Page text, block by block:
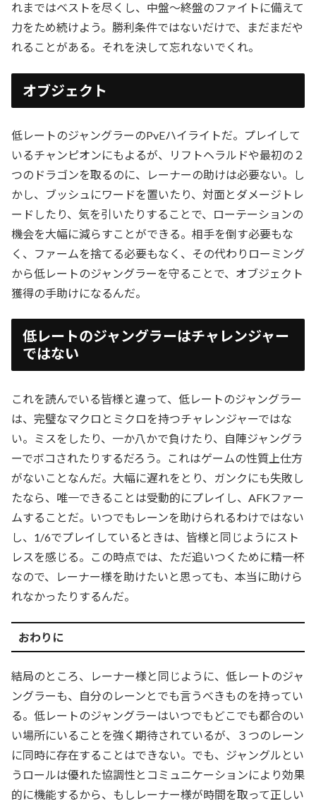
れまではベストを尽くし、中盤〜終盤のファイトに備えて
力をため続けよう。勝利条件ではないだけで、まだまだや
れることがある。それを決して忘れないでくれ。
オブジェクト
低レートのジャングラーのPvEハイライトだ。プレイして
いるチャンピオンにもよるが、リフトヘラルドや最初の２
つのドラゴンを取るのに、レーナーの助けは必要ない。し
かし、ブッシュにワードを置いたり、対面とダメージトレ
ードしたり、気を引いたりすることで、ローテーションの
機会を大幅に減らすことができる。相手を倒す必要もな
く、ファームを捨てる必要もなく、その代わりローミング
から低レートのジャングラーを守ることで、オブジェクト
獲得の手助けになるんだ。
低レートのジャングラーはチャレンジャー
ではない
これを読んでいる皆様と違って、低レートのジャングラー
は、完璧なマクロとミクロを持つチャレンジャーではな
い。ミスをしたり、一か八かで負けたり、自陣ジャングラ
ーでボコされたりするだろう。これはゲームの性質上仕方
がないことなんだ。大幅に遅れをとり、ガンクにも失敗し
たなら、唯一できることは受動的にプレイし、AFKファー
ムすることだ。いつでもレーンを助けられるわけではない
し、1/6でプレイしているときは、皆様と同じようにスト
レスを感じる。この時点では、ただ追いつくために精一杯
なので、レーナー様を助けたいと思っても、本当に助けら
れなかったりするんだ。
おわりに
結局のところ、レーナー様と同じように、低レートのジャ
ングラーも、自分のレーンとでも言うべきものを持ってい
る。低レートのジャングラーはいつでもどこでも都合のい
い場所にいることを強く期待されているが、３つのレーン
に同時に存在することはできない。でも、ジャングルとい
うロールは優れた協調性とコミュニケーションにより効果
的に機能するから、もしレーナー様が時間を取って正しい